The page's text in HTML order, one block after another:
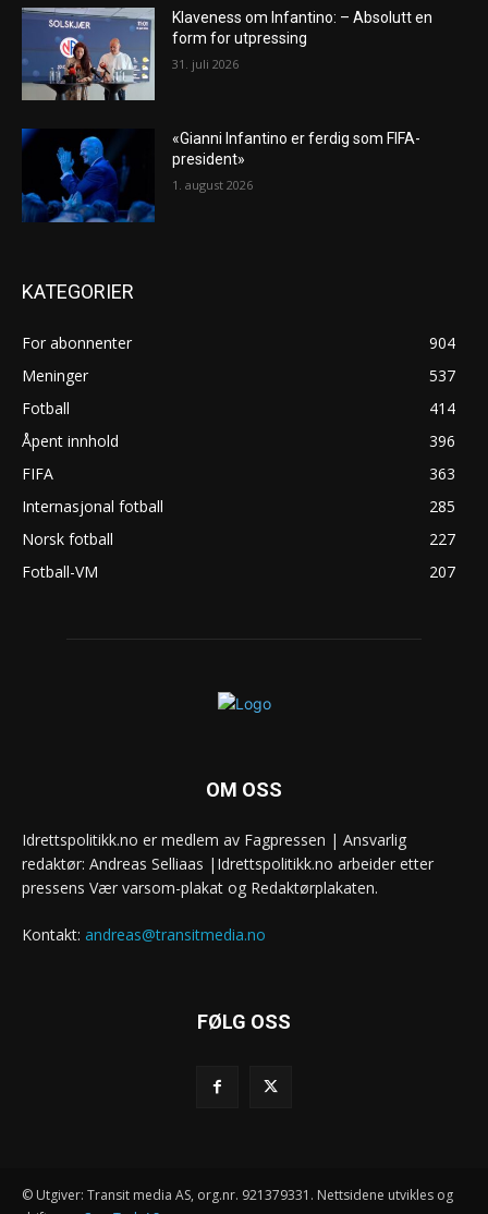
Klaveness om Infantino: – Absolutt en
form for utpressing
31. juli 2026
«Gianni Infantino er ferdig som FIFA-
president»
1. august 2026
KATEGORIER
For abonnenter
904
Meninger
537
Fotball
414
Åpent innhold
396
FIFA
363
Internasjonal fotball
285
Norsk fotball
227
Fotball-VM
207
OM OSS
Idrettspolitikk.no er medlem av Fagpressen | Ansvarlig
redaktør: Andreas Selliaas |Idrettspolitikk.no arbeider etter
pressens Vær varsom-plakat og Redaktørplakaten.
Kontakt: andreas@transitmedia.no
FØLG OSS
© Utgiver: Transit media AS, org.nr. 921379331. Nettsidene utvikles og